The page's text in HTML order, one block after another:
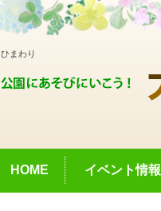
ひまわり
HOME イベント情報